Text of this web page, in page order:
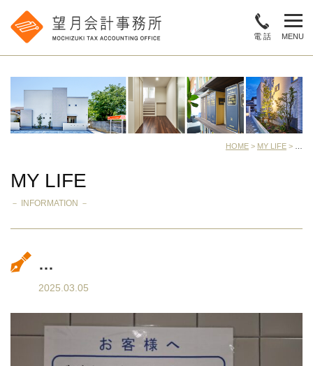
MENU
電 話
HOME > MY LIFE >
MY LIFE
－ INFORMATION －
…
2025.03.05